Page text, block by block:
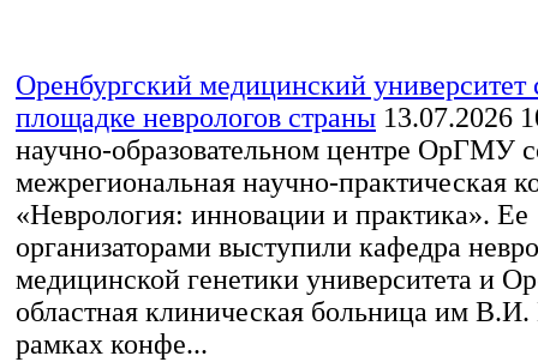
Оренбургский медицинский университет
площадке неврологов страны 13.07.2026
научно-образовательном центре ОрГМУ
межрегиональная научно-практическая
«Неврология: инновации и практика». Ее
организаторами выступили кафедра
медицинской генетики университета и
областная клиническая больница им
рамках конфе...